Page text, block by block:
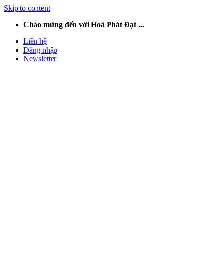
Skip to content
Chào mừng đến với Hoà Phát Đạt ...
Liên hệ
Đăng nhập
Newsletter